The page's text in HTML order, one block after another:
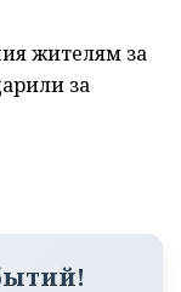
жителям за
за